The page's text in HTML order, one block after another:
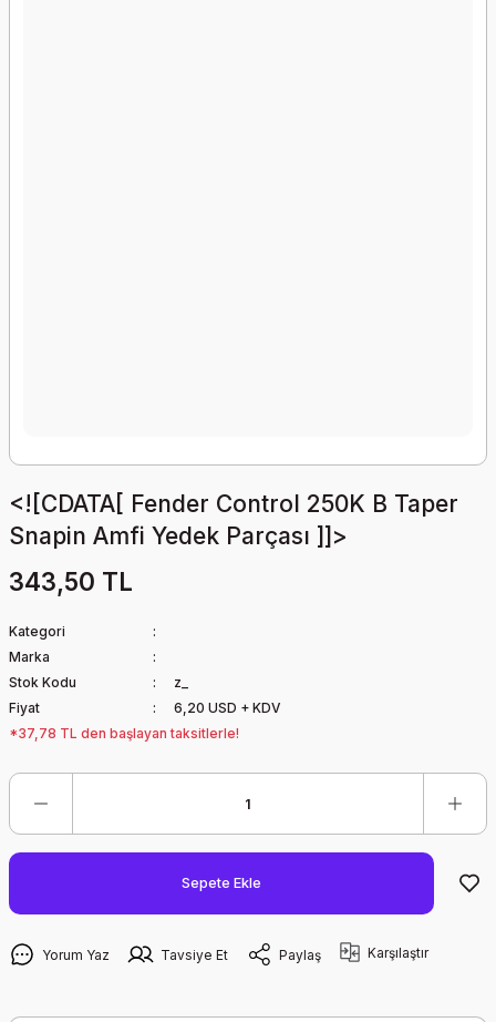
<![CDATA[ Fender Control 250K B Taper
Snapin Amfi Yedek Parçası ]]>
343,50 TL
Kategori
Marka
Stok Kodu
z_
Fiyat
6,20 USD + KDV
*37,78 TL den başlayan taksitlerle!
Sepete Ekle
Yorum Yaz Tavsiye Et Paylaş Karşılaştır